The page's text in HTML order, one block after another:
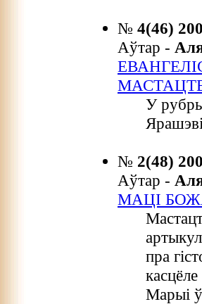
№ 4(46)
Аўтар -
У
№ 2(48)
Аўтар -
МАЦІ
пра
Марыі